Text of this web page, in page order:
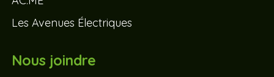
Les Avenues Électriques
Nous joindre